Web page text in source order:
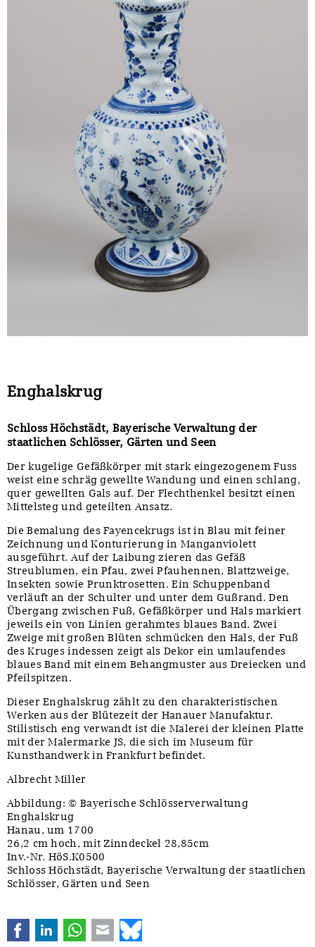
Enghalskrug
Schloss Höchstädt, Bayerische Verwaltung der
staatlichen Schlösser, Gärten und Seen
Der kugelige Gefäßkörper mit stark eingezogenem Fuss
weist eine schräg gewellte Wandung und einen schlang,
quer gewellten Gals auf. Der Flechthenkel besitzt einen
Mittelsteg und geteilten Ansatz.
Die Bemalung des Fayencekrugs ist in Blau mit feiner
Zeichnung und Konturierung in Manganviolett
ausgeführt. Auf der Laibung zieren das Gefäß
Streublumen, ein Pfau, zwei Pfauhennen, Blattzweige,
Insekten sowie Prunktrosetten. Ein Schuppenband
verläuft an der Schulter und unter dem Gußrand. Den
Übergang zwischen Fuß, Gefäßkörper und Hals markiert
jeweils ein von Linien gerahmtes blaues Band. Zwei
Zweige mit großen Blüten schmücken den Hals, der Fuß
des Kruges indessen zeigt als Dekor ein umlaufendes
blaues Band mit einem Behangmuster aus Dreiecken und
Pfeilspitzen.
Dieser Enghalskrug zählt zu den charakteristischen
Werken aus der Blütezeit der Hanauer Manufaktur.
Stilistisch eng verwandt ist die Malerei der kleinen Platte
mit der Malermarke JS, die sich im Museum für
Kunsthandwerk in Frankfurt befindet.
Albrecht Miller
Abbildung: © Bayerische Schlösserverwaltung
Enghalskrug
Hanau, um 1700
26,2 cm hoch, mit Zinndeckel 28,85cm
Inv.-Nr. HöS.K0500
Schloss Höchstädt, Bayerische Verwaltung der staatlichen
Schlösser, Gärten und Seen
FacebookLinkedInWhatsApp
E-mail